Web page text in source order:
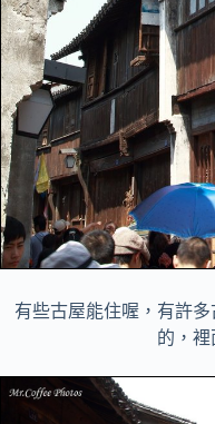
有些古屋能住喔，有許
的，裡